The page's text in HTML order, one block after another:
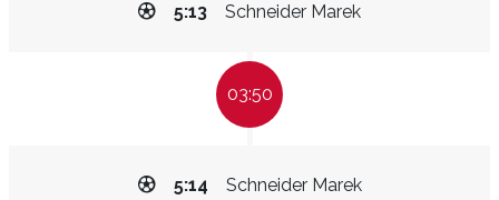
Schneider Marek
5:13
03:50
Schneider Marek
5:14